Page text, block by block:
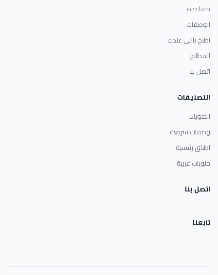
مساعدة
الوصفات
اطبخ باللي عندك
المطابخ
اتصل بنا
التصنيفات
الحلويات
وصفات سريعة
اطباق رئيسية
حلويات غربية
اتصل بنا
تابعنا